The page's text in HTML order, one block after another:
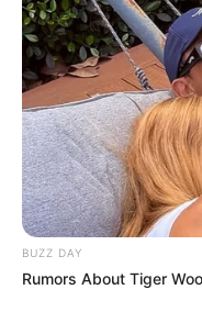
BUZZ DAY
Rumors About Tiger